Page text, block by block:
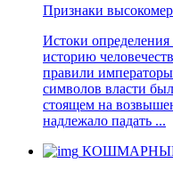
Признаки
Истоки определения
историю
правили
символов власти
стоящем на
надлежало падать ...